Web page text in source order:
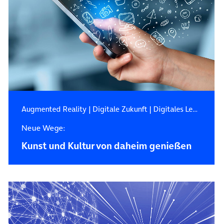
Augmented Reality| Digitale Zukunft| Digitales Leben
Neue Wege:
Kunst und Kultur von daheim genießen